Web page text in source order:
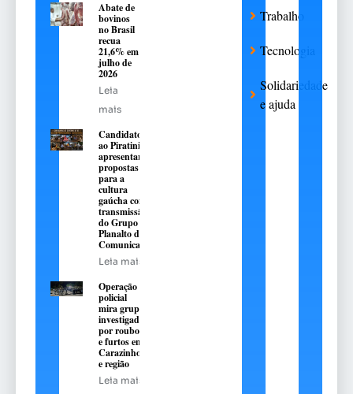
Abate de
bovinos
no Brasil
recua
21,6% em
julho de
2026
Leia
mais
Candidatos
ao Piratini
apresentarão
propostas
para a
cultura
gaúcha com
transmissão
do Grupo
Planalto de
Comunicação
Leia mais
Operação
policial
mira grupo
investigado
por roubos
e furtos em
Carazinho
e região
Leia mais
Trabalho
Tecnologia
Solidariedade
e ajuda